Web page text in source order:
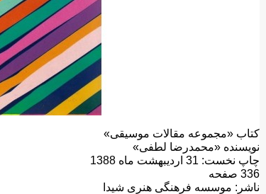
کتاب «مجموعه مقالات موسیقی»
نویسنده «محمدرضا لطفی»
چاپ نخست: 31 اردیبهشت ماه 1388
336 صفحه
ناشر: موسسه فرهنگی هنری شیدا